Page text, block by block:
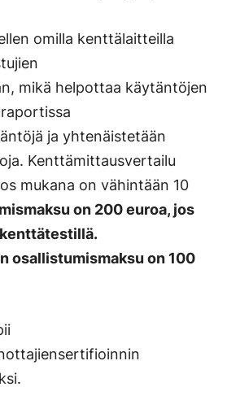
omilla kenttälaitteilla
mikä helpottaa käytäntöjen
ja yhtenäistetään
Kenttämittausvertailu
mukana on vähintään 10
on 200 euroa, jos
osallistumismaksu on 100